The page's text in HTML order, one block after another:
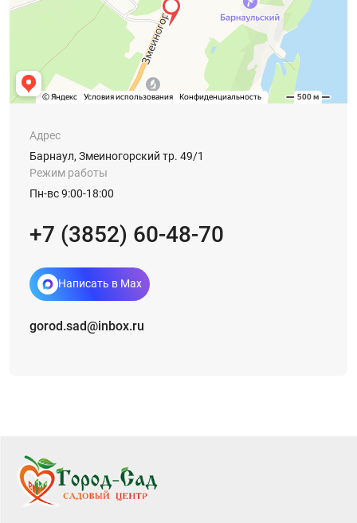
Адрес
Барнаул, Змеиногорский тр. 49/1
Режим работы
Пн-вс 9:00-18:00
+7 (3852) 60-48-70
Написать в Max
gorod.sad@inbox.ru